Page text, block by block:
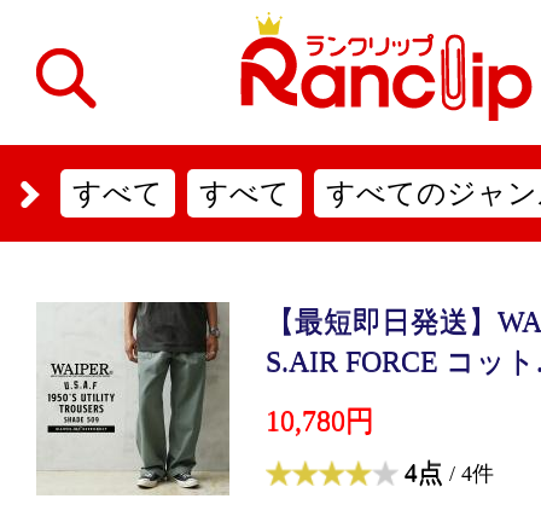
すべて すべて すべてのジャ
【最短即日発送】
S.AIR FORCE コット
10,780円
4点 / 4件